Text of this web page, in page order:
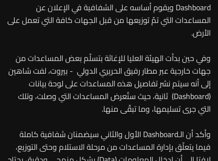
Dashboard ويقوم أساسه على الشفافية في الإعلان عن
المساعدات التي تمّ توزيعها من قبل الجهات كافة التي تعمل على
الأرض.
وفي حين بدأت الهيئة العليا للإغاثة بتسلّم بعض المساعدات من
جهات خارجية عبر مطار رفيق الحريري الدولي - بيروت، لفت شاهين
إلى أنه سيتم نشر تفاصيل هذه المساعدات على لوحة بيانات
(Dashboard) ثانية، حيث ستُعرض المساعدات التي وصلت، وتلك
التي جرى تسليمها، وما تبقّى منها.
وأكد أن الـDashboard الأول والثاني سيضمنان شفافية كاملة
فيما يتعلّق بإدارة المساعدات من مرحلة الاستلام وحتى التوزيع،